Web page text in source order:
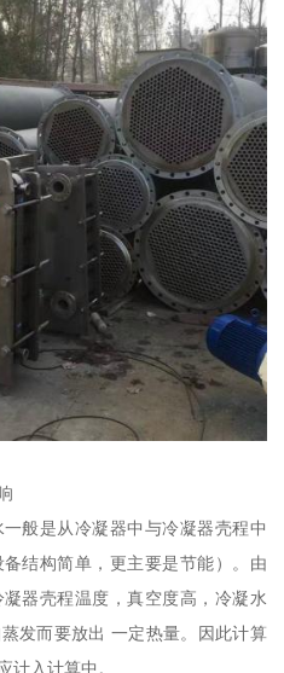
般是从冷凝器中与冷凝器壳程中
结构简单，更主要是节能）。由
器壳程温度，真空度高，冷凝水
发而要放出 一定热量。因此计算
计入计算中。